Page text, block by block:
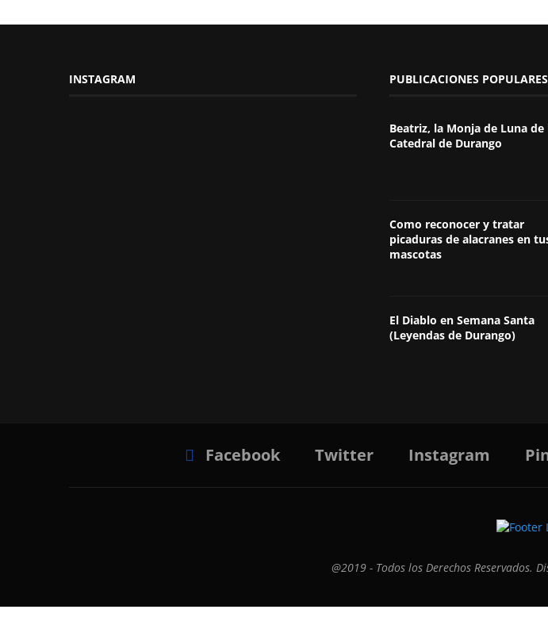
INSTAGRAM PUBLICACIONES POPULARES
Beatriz, la Monja de Luna de
Catedral de Durango
Como reconocer y tratar
picaduras de alacranes en
mascotas
El Diablo en Semana Santa
(Leyendas de Durango)
Facebook Twitter Instagram
@2019 - Todos los Derechos Reservados.